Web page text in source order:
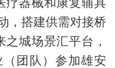
疗器械和康复辅具
，搭建供需对接桥
城场景汇平台，
团队）参加雄安